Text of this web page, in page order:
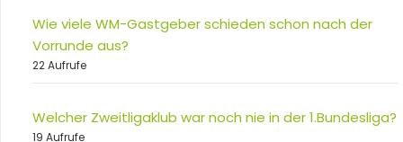
Wie viele WM-Gastgeber schieden schon nach der
Vorrunde aus?
22 Aufrufe
Welcher Zweitligaklub war noch nie in der 1.Bundesliga?
19 Aufrufe